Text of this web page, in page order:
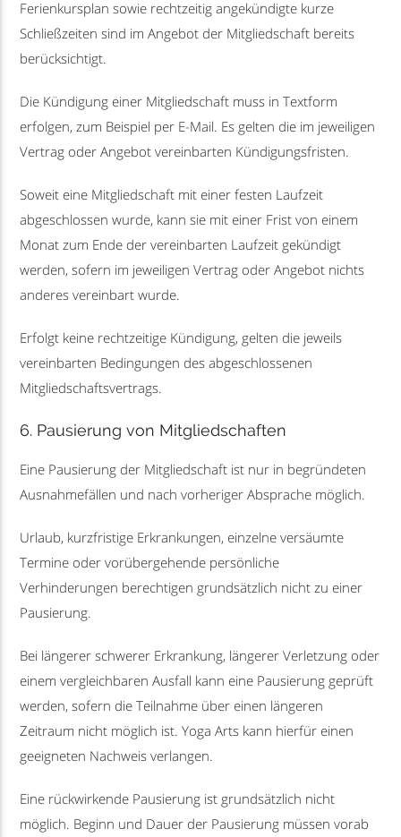
Ferienkursplan sowie rechtzeitig angekündigte kurze
Schließzeiten sind im Angebot der Mitgliedschaft bereits
berücksichtigt.
Die Kündigung einer Mitgliedschaft muss in Textform
erfolgen, zum Beispiel per E-Mail. Es gelten die im jeweiligen
Vertrag oder Angebot vereinbarten Kündigungsfristen.
Soweit eine Mitgliedschaft mit einer festen Laufzeit
abgeschlossen wurde, kann sie mit einer Frist von einem
Monat zum Ende der vereinbarten Laufzeit gekündigt
werden, sofern im jeweiligen Vertrag oder Angebot nichts
anderes vereinbart wurde.
Erfolgt keine rechtzeitige Kündigung, gelten die jeweils
vereinbarten Bedingungen des abgeschlossenen
Mitgliedschaftsvertrags.
6. Pausierung von Mitgliedschaften
Eine Pausierung der Mitgliedschaft ist nur in begründeten
Ausnahmefällen und nach vorheriger Absprache möglich.
Urlaub, kurzfristige Erkrankungen, einzelne versäumte
Termine oder vorübergehende persönliche
Verhinderungen berechtigen grundsätzlich nicht zu einer
Pausierung.
Bei längerer schwerer Erkrankung, längerer Verletzung oder
einem vergleichbaren Ausfall kann eine Pausierung geprüft
werden, sofern die Teilnahme über einen längeren
Zeitraum nicht möglich ist. Yoga Arts kann hierfür einen
geeigneten Nachweis verlangen.
Eine rückwirkende Pausierung ist grundsätzlich nicht
möglich. Beginn und Dauer der Pausierung müssen vorab